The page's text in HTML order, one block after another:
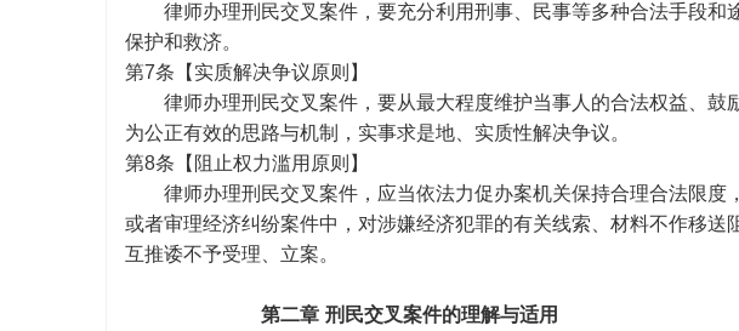
律师办理刑民交叉案件，要充分利用刑事、民事等多种合法手段
保护和救济。
第7条【实质解决争议原则】
律师办理刑民交叉案件，要从最大程度维护当事人的合法权益、
为公正有效的思路与机制，实事求是地、实质性解决争议。
第8条【阻止权力滥用原则】
律师办理刑民交叉案件，应当依法力促办案机关保持合理合法限度
或者审理经济纠纷案件中，对涉嫌经济犯罪的有关线索、材料不作移
互推诿不予受理、立案。
第二章 刑民交叉案件的理解与适用